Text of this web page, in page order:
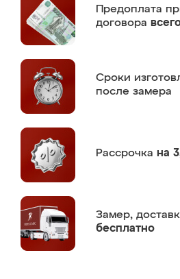
Предоплата
договора
Сроки
после замера
Рассрочка на
Замер,
бесплатно